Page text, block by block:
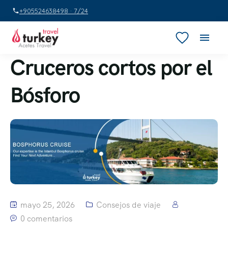
+905524638498 · 7/24
Cruceros cortos por el
Bósforo
mayo 25, 2026
Consejos de viaje
0 comentarios